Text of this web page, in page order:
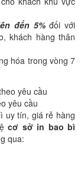
đến 5% đối với
khách hàng thân
hóa trong vòng 7
yêu cầu
uy tín, giá rẻ hàng
cơ sở in bao bì
qua: